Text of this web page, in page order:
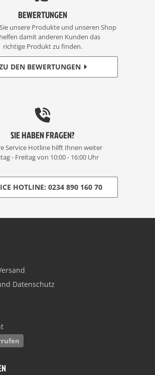
BEWERTUNGEN
unsere Produkte und unseren Shop
damit anderen Kunden das
richtige Produkt zu finden.
DEN BEWERTUNGEN
SIE HABEN FRAGEN?
Service Hotline hilft Ihnen weiter
- Freitag von 10:00 - 16:00 Uhr
HOTLINE: 0234 890 160 70
Datenschutz